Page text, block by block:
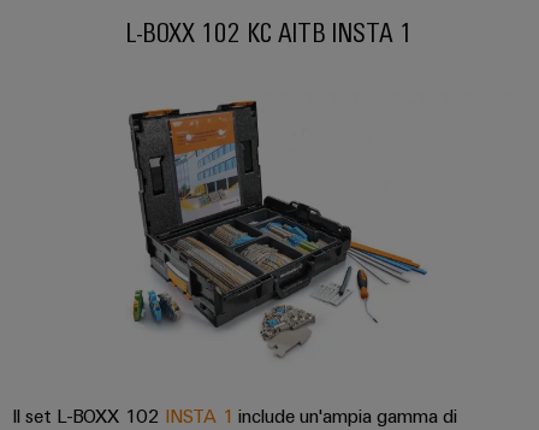
L-BOXX 102 KC AITB INSTA 1
Il set L-BOXX 102 INSTA 1 include un'ampia gamma di